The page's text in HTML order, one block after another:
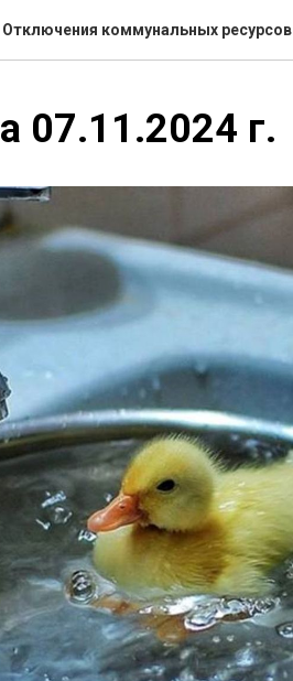
Отключения коммунальных ресурсов
07.11.2024 г.